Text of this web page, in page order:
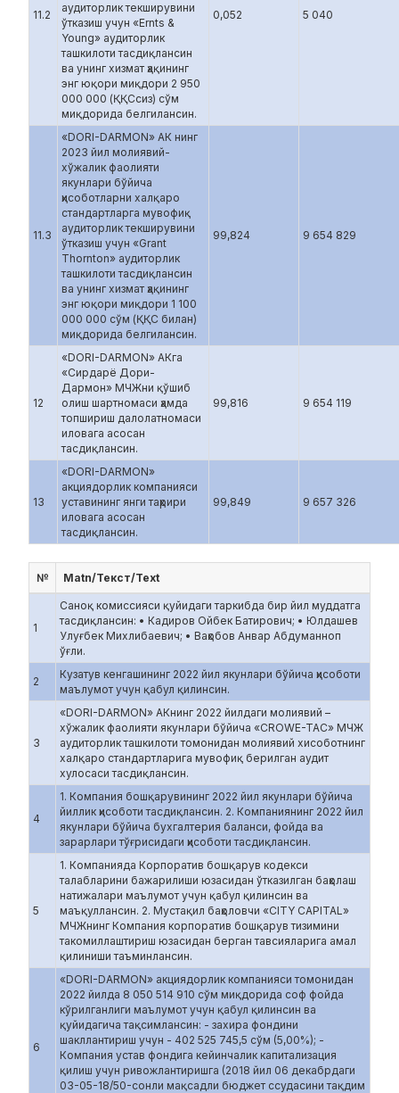
11.2
аудиторлик текширувини
ўтказиш учун «Ernts &
Young» аудиторлик
ташкилоти тасдиқлансин
ва унинг хизмат ҳақининг
энг юқори миқдори 2 950
000 000 (ҚҚСсиз) сўм
миқдорида белгилансин.
0,052 5 040
11.3
«DORI-DARMON» АК нинг
2023 йил молиявий-
хўжалик фаолияти
якунлари бўйича
ҳисоботларни халқаро
стандартларга мувофиқ
аудиторлик текширувини
ўтказиш учун «Grant
Thornton» аудиторлик
ташкилоти тасдиқлансин
ва унинг хизмат ҳақининг
энг юқори миқдори 1 100
000 000 сўм (ҚҚС билан)
миқдорида белгилансин.
99,824 9 654 829
12
«DORI-DARMON» АКга
«Сирдарё Дори-
Дармон» МЧЖни қўшиб
олиш шартномаси ҳамда
топшириш далолатномаси
иловага асосан
тасдиқлансин.
99,816 9 654 119
13
«DORI-DARMON»
акциядорлик компанияси
уставининг янги таҳрири
иловага асосан
тасдиқлансин.
99,849 9 657 326
№ Matn/Текст/Text
1
Саноқ комиссияси қуйидаги таркибда бир йил муддатга
тасдиқлансин: • Кадиров Ойбек Батирович; • Юлдашев
Улуғбек Михлибаевич; • Ваҳобов Анвар Абдуманноп
ўғли.
2
Кузатув кенгашининг 2022 йил якунлари бўйича ҳисоботи
маълумот учун қабул қилинсин.
3
«DORI-DARMON» АКнинг 2022 йилдаги молиявий –
хўжалик фаолияти якунлари бўйича «CROWE-TAC» МЧЖ
аудиторлик ташкилоти томонидан молиявий хисоботнинг
халқаро стандартларига мувофиқ берилган аудит
хулосаси тасдиқлансин.
4
1. Компания бошқарувининг 2022 йил якунлари бўйича
йиллик ҳисоботи тасдиқлансин. 2. Компаниянинг 2022 йил
якунлари бўйича бухгалтерия баланси, фойда ва
зарарлари тўғрисидаги ҳисоботи тасдиқлансин.
5
1. Компанияда Корпоратив бошқарув кодекси
талабларини бажарилиши юзасидан ўтказилган баҳолаш
натижалари маълумот учун қабул қилинсин ва
маъқуллансин. 2. Мустақил баҳоловчи «CITY CAPITAL»
МЧЖнинг Компания корпоратив бошқарув тизимини
такомиллаштириш юзасидан берган тавсияларига амал
қилиниши таъминлансин.
6
«DORI-DARMON» акциядорлик компанияси томонидан
2022 йилда 8 050 514 910 сўм миқдорида соф фойда
кўрилганлиги маълумот учун қабул қилинсин ва
қуйидагича тақсимлансин: - захира фондини
шакллантириш учун - 402 525 745,5 сўм (5,00%); -
Компания устав фондига кейинчалик капитализация
қилиш учун ривожлантиришга (2018 йил 06 декабрдаги
03-05-18/50-сонли мақсадли бюджет ссудасини тақдим